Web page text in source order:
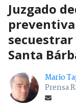
Juzgado
Santa
Mario
Prensa